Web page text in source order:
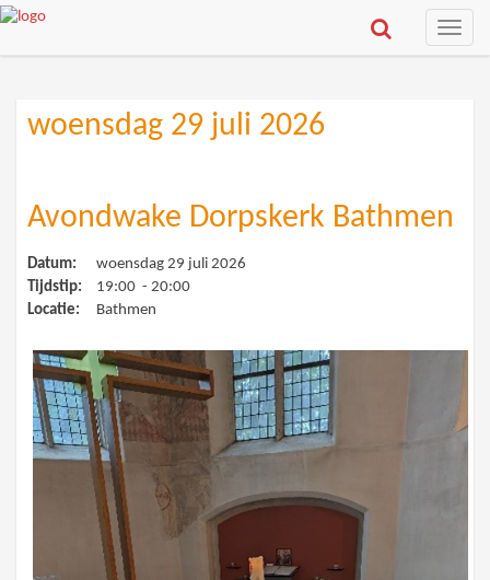
Toggle
woensdag 29 juli 2026
Avondwake Dorpskerk Bathmen
Datum:
woensdag 29 juli 2026
Tijdstip:
19:00 - 20:00
Locatie:
Bathmen